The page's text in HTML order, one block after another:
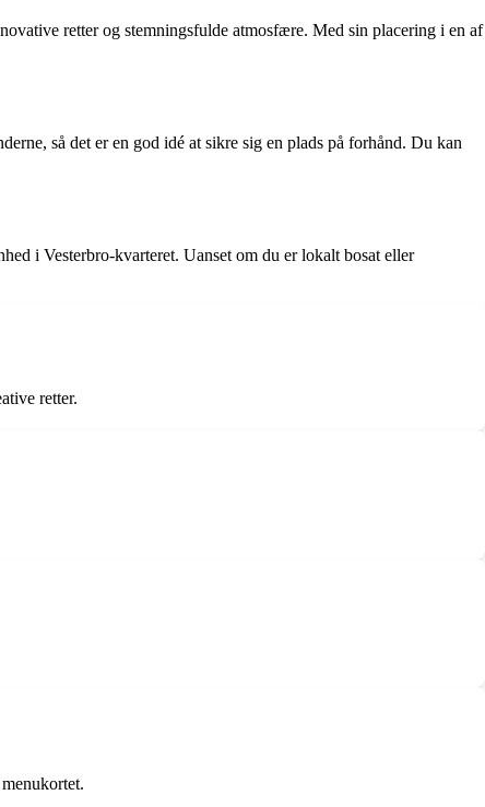
retter og stemningsfulde atmosfære. Med sin placering i en af
så det er en god idé at sikre sig en plads på forhånd. Du kan
i Vesterbro-kvarteret. Uanset om du er lokalt bosat eller
retter.